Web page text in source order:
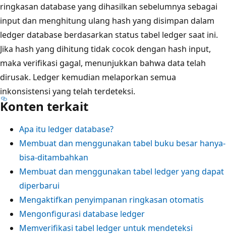
ringkasan database yang dihasilkan sebelumnya sebagai
input dan menghitung ulang hash yang disimpan dalam
ledger database berdasarkan status tabel ledger saat ini.
Jika hash yang dihitung tidak cocok dengan hash input,
maka verifikasi gagal, menunjukkan bahwa data telah
dirusak. Ledger kemudian melaporkan semua
inkonsistensi yang telah terdeteksi.
Konten terkait
Apa itu ledger database?
Membuat dan menggunakan tabel buku besar hanya-
bisa-ditambahkan
Membuat dan menggunakan tabel ledger yang dapat
diperbarui
Mengaktifkan penyimpanan ringkasan otomatis
Mengonfigurasi database ledger
Memverifikasi tabel ledger untuk mendeteksi